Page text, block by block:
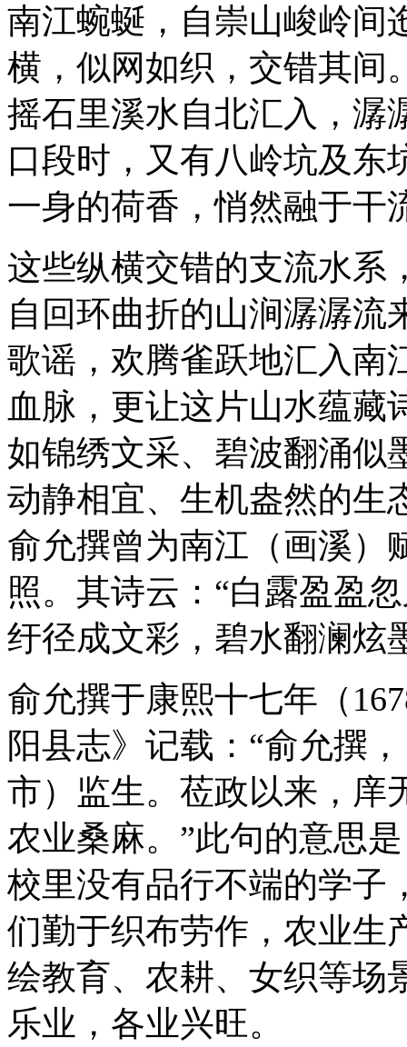
南江蜿蜒，自崇山峻岭间
横，似网如织，交错其间
摇石里溪水自北汇入，潺
口段时，又有八岭坑及东
一身的荷香，悄然融于干
这些纵横交错的支流水系
自回环曲折的山涧潺潺流
歌谣，欢腾雀跃地汇入南
血脉，更让这片山水蕴藏
如锦绣文采、碧波翻涌似
动静相宜、生机盎然的生
俞允撰曾为南江（画溪）
照。其诗云：“白露盈盈
纡径成文彩，碧水翻澜炫
俞允撰于康熙十七年（
阳县志》记载：“俞允撰
市）监生。莅政以来，庠
农业桑麻。”此句的意思
校里没有品行不端的学子
们勤于织布劳作，农业生
绘教育、农耕、女织等场
乐业，各业兴旺。